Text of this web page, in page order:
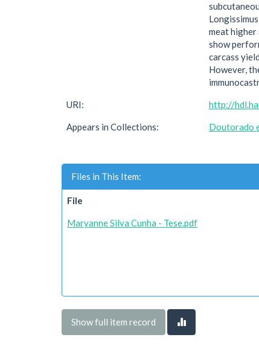
meat higher
show
carcass
However,
URI: http://
Appears in Collections: Doutorado
Files in This Item:
File
Maryanne Silva Cunha - Tese.pdf
Show full item record